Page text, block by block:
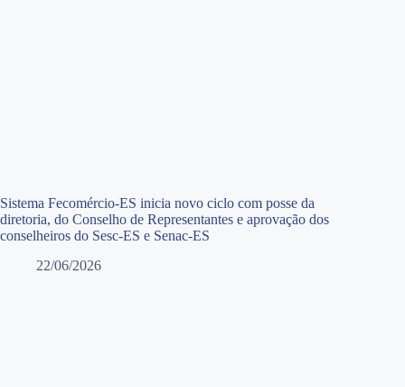
Sistema Fecomércio-ES inicia novo ciclo com posse da
diretoria, do Conselho de Representantes e aprovação dos
conselheiros do Sesc-ES e Senac-ES
22/06/2026